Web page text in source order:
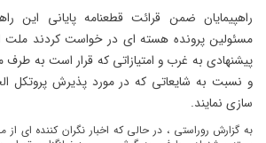
راهپیمایان ضمن قرائت قطعنامه پایانی این
مسئولین پرونده هسته ای در خواست کردند ملت
پیشنهادی به غرب و امتیازاتی که قرار است به طرف
و نسبت به شایعاتی که در مورد پذیرش پروتکل
سازی نمایند.
به گزارش روراستی ، در حالی که اخبار نگران کننده ای